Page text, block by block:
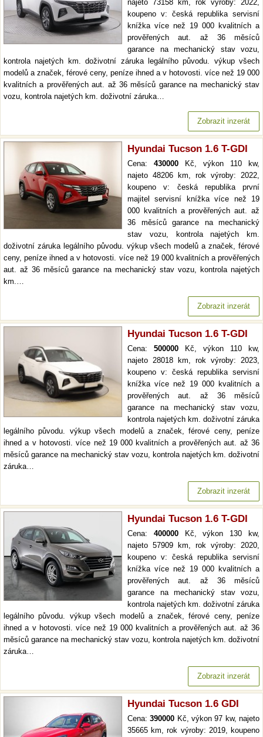
najeto 73158 km, rok výroby: 2022,
koupeno v: česká republika servisní
knížka více než 19 000 kvalitních a
prověřených aut. až 36 měsíců
garance na mechanický stav vozu,
kontrola najetých km. doživotní záruka legálního původu. výkup všech
modelů a značek, férové ceny, peníze ihned a v hotovosti. více než 19 000
kvalitních a prověřených aut. až 36 měsíců garance na mechanický stav
vozu, kontrola najetých km. doživotní záruka…
Zobrazit inzerát
Hyundai Tucson 1.6 T-GDI
Cena: 430000 Kč, výkon 110 kw,
najeto 48206 km, rok výroby: 2022,
koupeno v: česká republika první
majitel servisní knížka více než 19
000 kvalitních a prověřených aut. až
36 měsíců garance na mechanický
stav vozu, kontrola najetých km.
doživotní záruka legálního původu. výkup všech modelů a značek, férové
ceny, peníze ihned a v hotovosti. více než 19 000 kvalitních a prověřených
aut. až 36 měsíců garance na mechanický stav vozu, kontrola najetých
km.…
Zobrazit inzerát
Hyundai Tucson 1.6 T-GDI
Cena: 500000 Kč, výkon 110 kw,
najeto 28018 km, rok výroby: 2023,
koupeno v: česká republika servisní
knížka více než 19 000 kvalitních a
prověřených aut. až 36 měsíců
garance na mechanický stav vozu,
kontrola najetých km. doživotní záruka
legálního původu. výkup všech modelů a značek, férové ceny, peníze
ihned a v hotovosti. více než 19 000 kvalitních a prověřených aut. až 36
měsíců garance na mechanický stav vozu, kontrola najetých km. doživotní
záruka…
Zobrazit inzerát
Hyundai Tucson 1.6 T-GDI
Cena: 400000Kč, výkon 130 kw,
najeto 57909 km, rok výroby: 2020,
koupeno v: česká republika servisní
knížka více než 19 000 kvalitních a
prověřených aut. až 36 měsíců
garance na mechanický stav vozu,
kontrola najetých km. doživotní záruka
legálního původu. výkup všech modelů a značek, férové ceny, peníze
ihned a v hotovosti. více než 19 000 kvalitních a prověřených aut. až 36
měsíců garance na mechanický stav vozu, kontrola najetých km. doživotní
záruka…
Zobrazit inzerát
Hyundai Tucson 1.6 GDI
Cena:390000 Kč, výkon 97 kw, najeto
35665 km, rok výroby: 2019, koupeno